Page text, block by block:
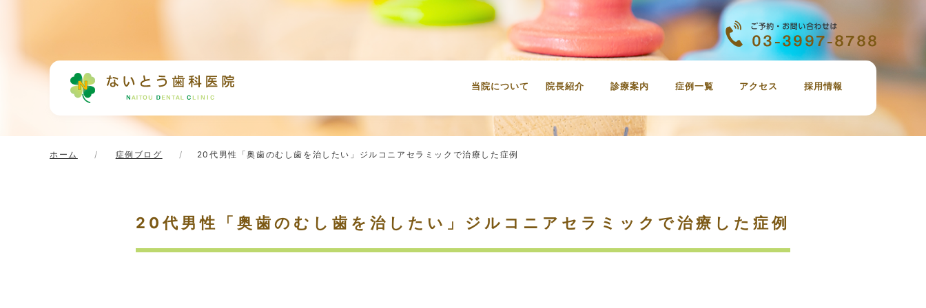
当院について 院長紹介 診療案内
虫歯治療
定期検診、歯のクリーニング
審美歯科
ホワイトニング
親知らずの抜歯
インプラント
小児歯科
治療の費用
症例一覧 アクセス 採用情報
ホーム 症例ブログ 20代男性「奥歯のむし歯を治したい」ジルコニアセラミックで治療した症例
20代男性「奥歯のむし歯を治したい」ジルコニアセラミックで治療した症例